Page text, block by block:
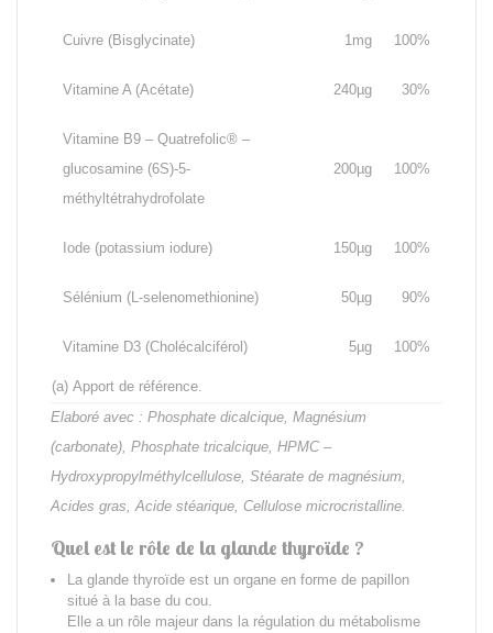
Cuivre (Bisglycinate) 1mg 100%
Vitamine A (Acétate) 240µg 30%
Vitamine B9 – Quatrefolic® –
glucosamine (6S)-5-
méthyltétrahydrofolate
200µg 100%
Iode (potassium iodure) 150µg 100%
Sélénium (L-selenomethionine) 50µg 90%
Vitamine D3 (Cholécalciférol) 5µg 100%
(a) Apport de référence.
Elaboré avec : Phosphate dicalcique, Magnésium
(carbonate), Phosphate tricalcique, HPMC –
Hydroxypropylméthylcellulose, Stéarate de magnésium,
Acides gras, Acide stéarique, Cellulose microcristalline.
Quel est le rôle de la glande thyroïde ?
La glande thyroïde est un organe en forme de papillon
situé à la base du cou.
Elle a un rôle majeur dans la régulation du métabolisme